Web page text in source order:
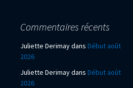
Commentaires récents
Juliette Derimaydans Début août
2026
Juliette Derimaydans Début août
2026